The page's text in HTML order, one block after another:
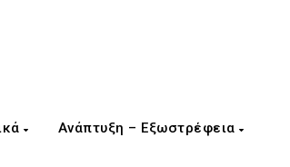
Ανάπτυξη – Εξωστρέφεια